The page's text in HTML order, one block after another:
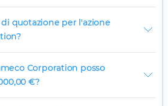
quotazione per l'azione
Corporation posso
€?